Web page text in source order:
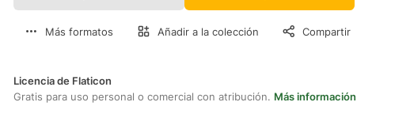
Más formatos Añadir a la colección Compartir
Licencia de Flaticon
Gratis para uso personal o comercial con atribución. Más información